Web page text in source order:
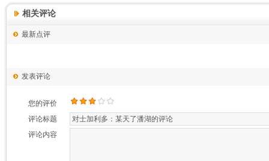
相关评论
发表评论
评论标题